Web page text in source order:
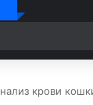
крови